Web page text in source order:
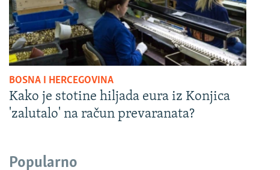
BOSNA I HERCEGOVINA
Kako je stotine hiljada eura iz Konjica
'zalutalo' na račun prevaranata?
Popularno